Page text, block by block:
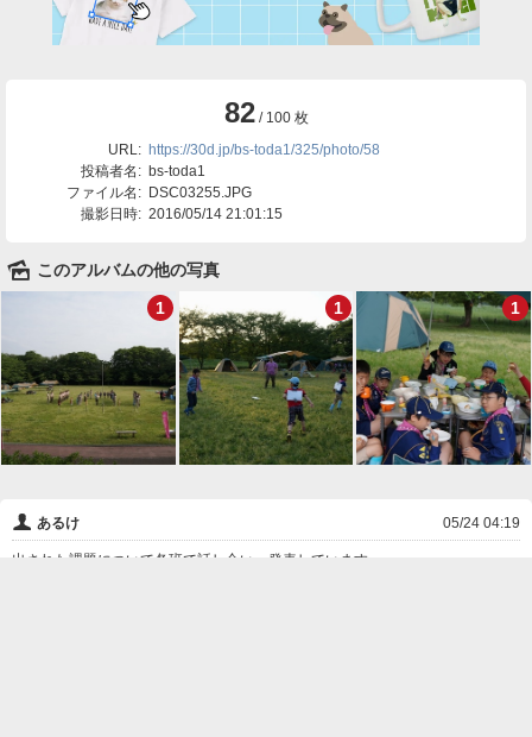
82 / 100 枚
URL: https://30d.jp/bs-toda1/325/photo/58
投稿者名: bs-toda1
ファイル名: DSC03255.JPG
撮影日時: 2016/05/14 21:01:15
🌄 このアルバムの他の写真
1
1 1
👤 あるけ 05/24 04:19
出された課題について各班で話し合い、発表しています。